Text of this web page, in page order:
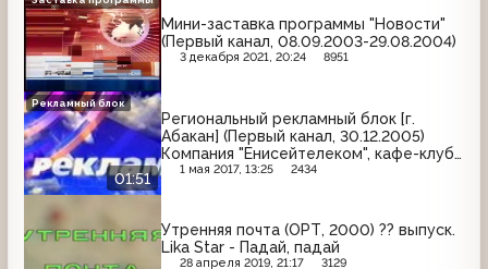
Мини-заставка программы "Новости"
(Первый канал, 08.09.2003-29.08.2004)
3 декабря 2021, 20:24 8951
01:51
Региональный рекламный блок [г.
Абакан] (Первый канал, 30.12.2005)
Компания "Енисейтелеком", кафе-клуб
"Цитадель", мебельный центр
1 мая 2017, 13:25 2434
Рекламный блок
Утренняя почта (ОРТ, 2000) ?? выпуск.
Lika Star - Падай, падай
28 апреля 2019, 21:17 3129